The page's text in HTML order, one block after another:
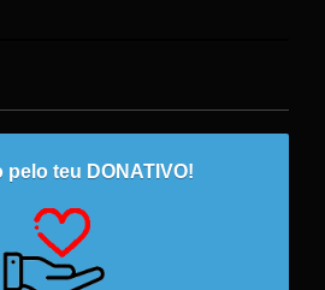
pelo teu DONATIVO!